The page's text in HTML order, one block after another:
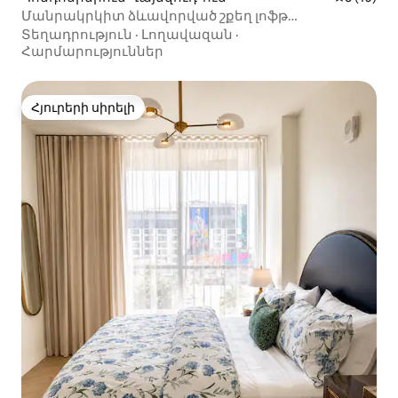
Մանրակրկիտ ձևավորված շքեղ լոֆթ
Ուինվուդում՝ տանիքի լողավազանով և
պատշգամբով
Տեղադրություն · Լողավազան ·
Հարմարություններ
Հյուրերի սիրելի
Հյուրերի սիրելի